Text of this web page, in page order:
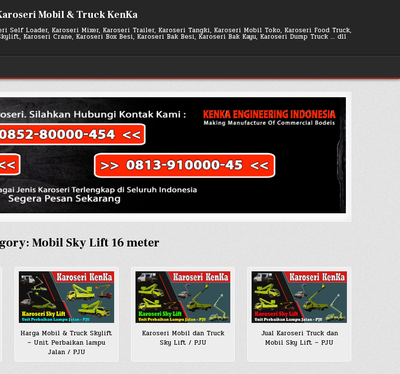
Mobil & Truck KenKa
Self Loader, Karoseri Mixer, Karoseri Trailer, Karoseri Tangki, Karoseri Mobil Toko, Karoseri Food Truck,
Karoseri Crane, Karoseri Box Besi, Karoseri Bak Besi, Karoseri Bak Kayu, Karoseri Dump Truck … dll
Mobil Sky Lift 16 meter
Harga Mobil & Truck Skylift
– Unit Perbaikan lampu
Jalan / PJU
Karoseri Mobil dan Truck
Sky Lift / PJU
Jual Karoseri Truck dan
Mobil Sky Lift – PJU